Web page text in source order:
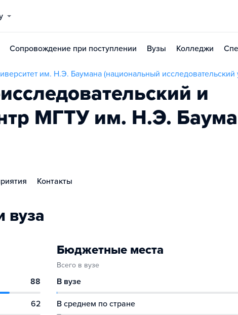
Сопровождение при поступлении Вузы Колледжи
им. Н.Э. Баумана (национальный исследовательский
и
МГТУ им. Н.Э.
Контакты
вуза
88
62
Бюджетные места
Всего в вузе
В вузе
В среднем по стране